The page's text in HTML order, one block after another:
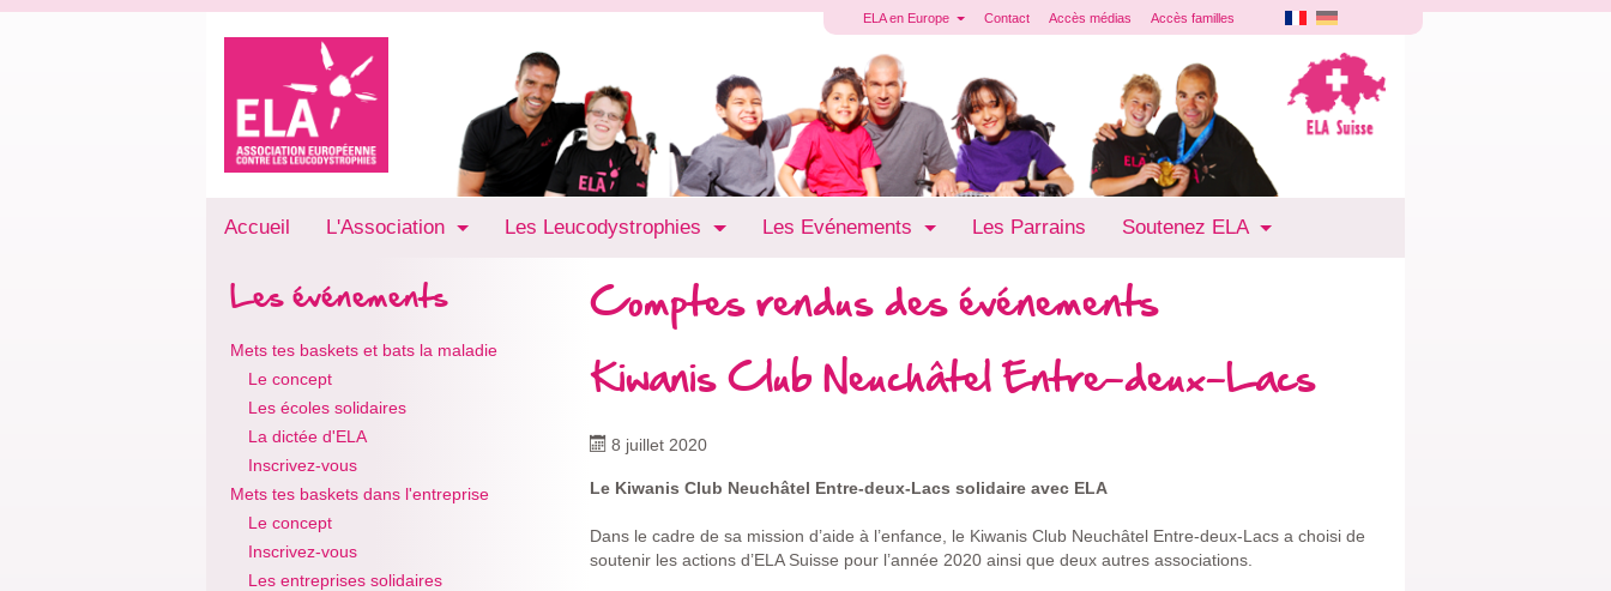
ELA en Europe Contact Accès médias Accès familles
Accueil L'Association Les Leucodystrophies Les Evénements Les Parrains Soutenez ELA
Les événements
Mets tes baskets et bats la maladie
Le concept
Les écoles solidaires
La dictée d'ELA
Inscrivez-vous
Mets tes baskets dans l'entreprise
Le concept
Inscrivez-vous
Les entreprises solidaires
Comptes rendus des événements
Kiwanis Club Neuchâtel Entre-deux-Lacs
8 juillet 2020
Le Kiwanis Club Neuchâtel Entre-deux-Lacs solidaire avec ELA
Dans le cadre de sa mission d’aide à l’enfance, le Kiwanis Club Neuchâtel Entre-deux-Lacs a choisi de
soutenir les actions d’ELA Suisse pour l’année 2020 ainsi que deux autres associations.